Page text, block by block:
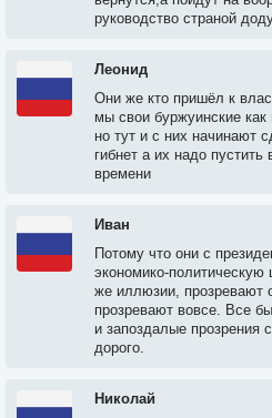
руководство страной
Леонид
Они же кто пришёл к
мы свои буржуинские
но тут и с них начинают
гибнет а их надо пустить
времени
Иван
Потому что они с
экономико-
же иллюзии, прозревают
прозревают вовсе. Все
и запоздалые прозрения
дорого.
Николай